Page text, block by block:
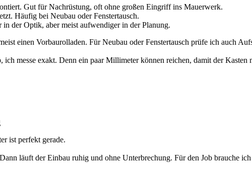
Gut für Nachrüstung, oft ohne großen Eingriff ins Mauerwerk.
Häufig bei Neubau oder Fenstertausch.
in der Optik, aber meist aufwendiger in der Planung.
einen Vorbaurolladen. Für Neubau oder Fenstertausch prüfe ich auch
ich messe exakt. Denn ein paar Millimeter können reichen, damit der Kasten
ist perfekt gerade.
läuft der Einbau ruhig und ohne Unterbrechung. Für den Job brauche